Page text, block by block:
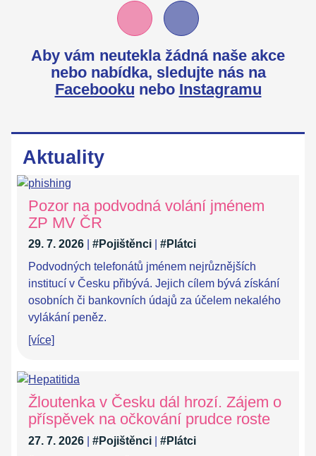
Aby vám neutekla žádná naše akce
nebo nabídka, sledujte nás na
Facebooku nebo Instagramu
Aktuality
Pozor na podvodná volání jménem
ZP MV ČR
29. 7. 2026 #Pojištěnci
#Plátci
Podvodných telefonátů jménem nejrůznějších
institucí v Česku přibývá. Jejich cílem bývá získání
osobních či bankovních údajů za účelem nekalého
vylákání peněz.
[více]
Žloutenka v Česku dál hrozí. Zájem o
příspěvek na očkování prudce roste
27. 7. 2026 #Pojištěnci
#Plátci